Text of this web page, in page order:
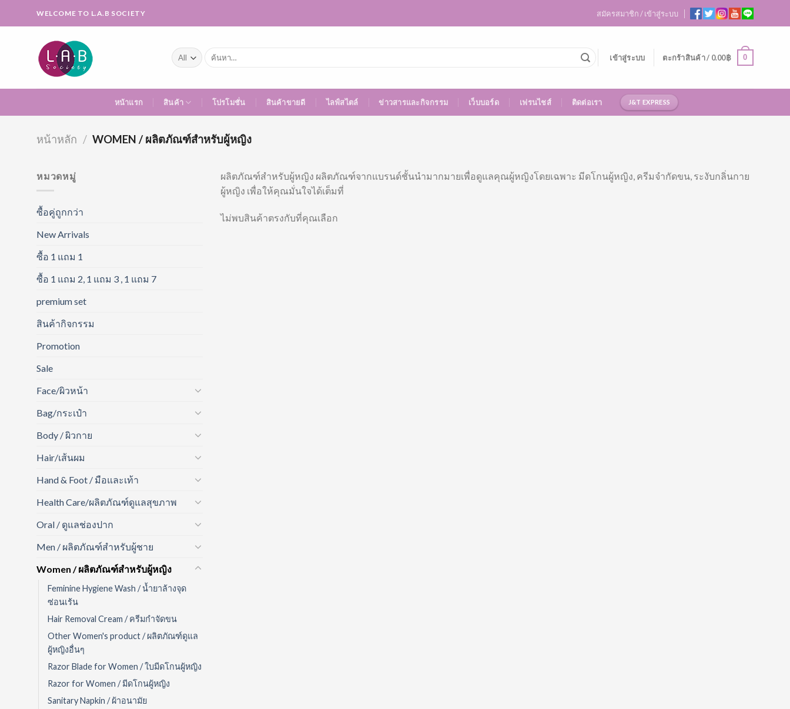
WELCOME TO L.A.B SOCIETY สมัครสมาชิก / เข้าสู่ระบบ
ค้นหา:
เข้าสู่ระบบ ตะกร้าสินค้า / 0.00฿ 0
หน้าแรก สินค้า โปรโมชั่น สินค้าขายดี ไลฟ์สไตล์ ข่าวสารและกิจกรรม เว็บบอร์ด เฟรนไชส์ ติดต่อเรา J&T EXPRESS
หน้าหลัก / WOMEN / ผลิตภัณฑ์สำหรับผู้หญิง
หมวดหมู่
ซื้อคู่ถูกกว่า
New Arrivals
ซื้อ 1 แถม 1
ซื้อ 1 แถม 2, 1 แถม 3 , 1 แถม 7
premium set
สินค้ากิจกรรม
Promotion
Sale
Face/ผิวหน้า
Bag/กระเป๋า
Body / ผิวกาย
Hair/เส้นผม
Hand & Foot / มือและเท้า
Health Care/ผลิตภัณฑ์ดูแลสุขภาพ
Oral / ดูแลช่องปาก
Men / ผลิตภัณฑ์สำหรับผู้ชาย
Women / ผลิตภัณฑ์สำหรับผู้หญิง
Feminine Hygiene Wash / น้ำยาล้างจุด
ซ่อนเร้น
Hair Removal Cream / ครีมกำจัดขน
Other Women's product / ผลิตภัณฑ์ดูแล
ผู้หญิงอื่นๆ
Razor Blade for Women / ใบมีดโกนผู้หญิง
Razor for Women / มีดโกนผู้หญิง
Sanitary Napkin / ผ้าอนามัย
ผลิตภัณฑ์สำหรับผู้หญิง ผลิตภัณฑ์จากแบรนด์ชั้นนำมากมายเพื่อดูแลคุณผู้หญิงโดยเฉพาะ มีดโกนผู้หญิง, ครีมจำกัดขน, ระงับกลิ่นกาย
ผู้หญิง เพื่อให้คุณมั่นใจได้เต็มที่
ไม่พบสินค้าตรงกับที่คุณเลือก